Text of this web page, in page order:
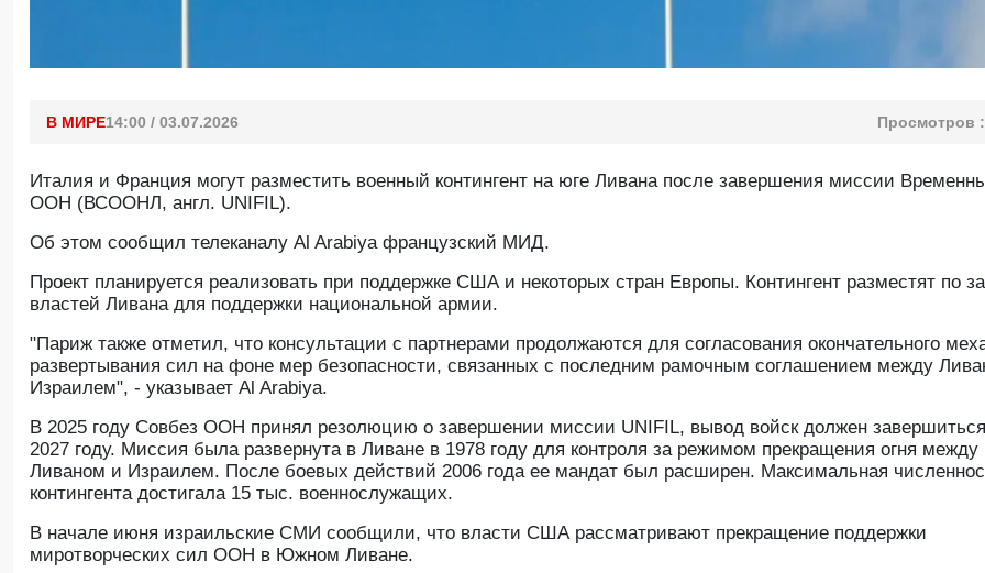
В МИРЕ14:00 / 03.07.2026 Просмотров :
Италия и Франция могут разместить военный контингент на юге Ливана после завершения миссии
ООН (ВСООНЛ, англ. UNIFIL).
Oб этом сообщил телеканалу Al Arabiya французский МИД.
Проект планируется реализовать при поддержке США и некоторых стран Европы. Контингент разместят по
властей Ливана для поддержки национальной армии.
"Париж также отметил, что консультации с партнерами продолжаются для согласования окончательного
развертывания сил на фоне мер безопасности, связанных с последним рамочным соглашением между
Израилем", - указывает Al Arabiya.
В 2025 году Совбез ООН принял резолюцию о завершении миссии UNIFIL, вывод войск должен
2027 году. Миссия была развернута в Ливане в 1978 году для контроля за режимом прекращения огня между
Ливаном и Израилем. После боевых действий 2006 года ее мандат был расширен. Максимальная
контингента достигала 15 тыс. военнослужащих.
В начале июня израильские СМИ сообщили, что власти США рассматривают прекращение поддержки
миротворческих сил ООН в Южном Ливане.